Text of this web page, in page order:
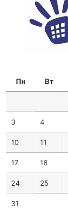
Пн
Вт
3 4
10 11
17 18
24 25
31